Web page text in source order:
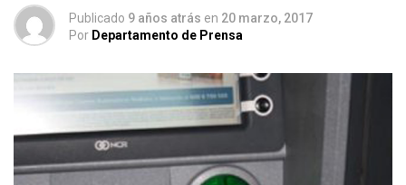
Publicado 9 años atrás en 20 marzo, 2017
Por Departamento de Prensa